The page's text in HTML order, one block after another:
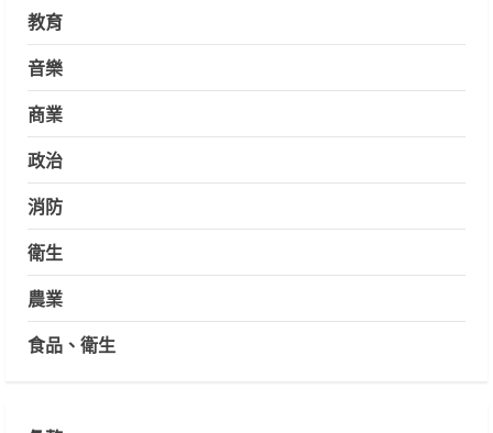
教育
音樂
商業
政治
消防
衛生
農業
食品、衛生